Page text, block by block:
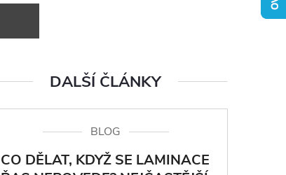
DALŠÍ ČLÁNKY
BLOG
CO DĚLAT, KDYŽ SE LAMINACE